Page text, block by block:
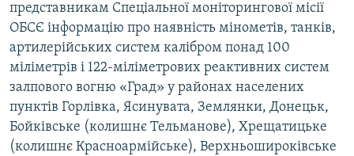
представникам Спеціальної моніторингової місії
ОБСЄ інформацію про наявність мінометів, танків,
артилерійських систем калібром понад 100
міліметрів і 122-міліметрових реактивних систем
залпового вогню «Град» у районах населених
пунктів Горлівка, Ясинувата, Землянки, Донецьк,
Бойківське (колишнє Тельманове), Хрещатицьке
(колишнє Красноармійське), Верхньошироківське